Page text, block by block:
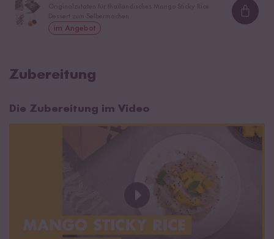
im Angebot
Zubereitung
Die Zubereitung im Video